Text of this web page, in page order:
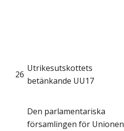
26
Utrikesutskottets
betänkande UU17
Den parlamentariska
församlingen för Unionen